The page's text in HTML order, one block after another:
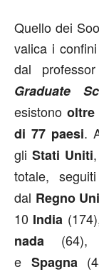
Quello dei
valica i
dal professor
Graduate
esistonooltre
di 77 paesi.
gliStati Uniti
totale,
dal Regno
10 India
nada (64),
e Spagna